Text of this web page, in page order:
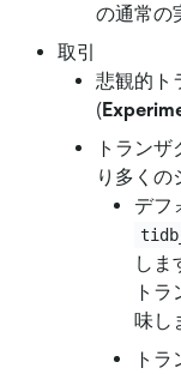
の通常の
取引
悲観的ト
(
トラン
り多くの
デフ
しま
ト
味し
ト